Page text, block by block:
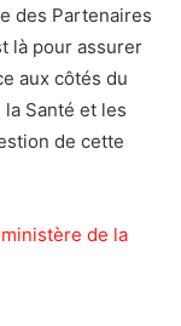
des Partenaires
là pour assurer
aux côtés du
Santé et les
de cette
de la